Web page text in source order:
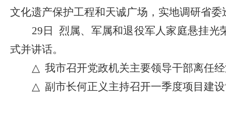
文化遗产保护工程和天诚广场，实地调研省
29日 烈属、军属和退役军人家庭悬挂光
式并讲话。
△ 我市召开党政机关主要领导干部离任
△ 副市长何正义主持召开一季度项目建设